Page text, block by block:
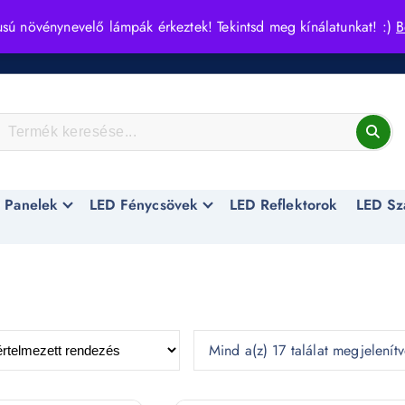
növénynevelő lámpák érkeztek! Tekintsd meg kínálatunkat! :)
Panelek LED Fénycsövek LED Reflektorok LED
Mind a(z) 17 találat